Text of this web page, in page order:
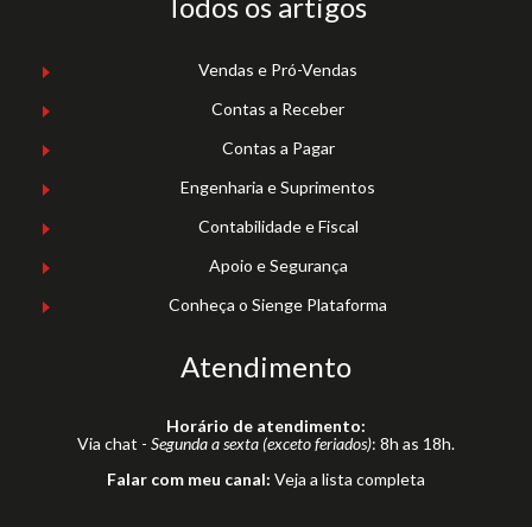
Vendas e Pró-Vendas
Contas a Receber
Contas a Pagar
Engenharia e Suprimentos
Contabilidade e Fiscal
Apoio e Segurança
Conheça o Sienge Plataforma
Atendimento
Horário de atendimento:
Via chat - Segunda a sexta (exceto feriados): 8h as 18h.
Falar com meu canal: Veja a lista completa